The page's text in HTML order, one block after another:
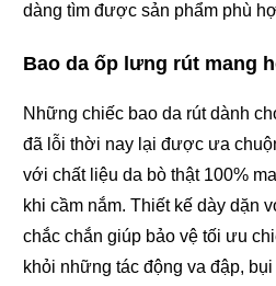
dàng tìm được sản phẩm phù
Bao da ốp lưng rút mang
Những chiếc bao da rút dành
đã lỗi thời nay lại được ưa
với chất liệu da bò thật 100%
khi cầm nắm. Thiết kế dày dặn
chắc chắn giúp bảo vệ tối ưu
khỏi những tác động va đập,